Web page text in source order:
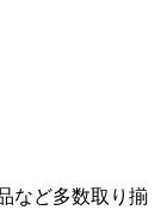
など多数取り揃